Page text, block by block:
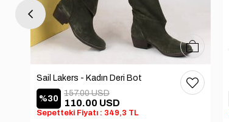
40
Sail Lakers - Kadın Deri Bot
%30 110.00 USD
157.00 USD
Sepetteki Fiyatı : 349,3 TL
3637